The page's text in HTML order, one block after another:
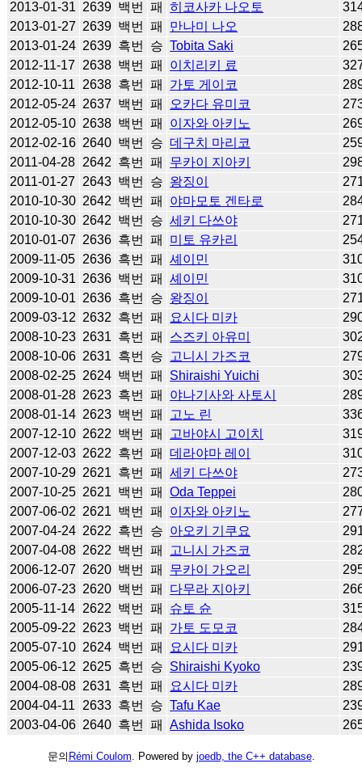
2013-01-31 2639 백번 패 히코사카 나오토
2013-01-27 2639 백번 패 만나미 나오
2013-01-24 2639 흑번 승 Tobita Saki
2012-11-17
2638 백번 패 이치리키 료
2012-10-11
2638 흑번 패 가토 게이코
2012-05-24 2637 백번 패 오카다 유미코
2012-05-10 2638 백번 패 이자와 아키노
2012-02-16 2640 백번 승 데구치 마리코
2011-04-28 2642 흑번 패 무카이 지아키
2011-01-27
2643 백번 승 왕징이
2010-10-30 2642 백번 패 야마모토 겐타로
2010-10-30 2642 백번 승 세키 다쓰야
2010-01-07 2636 흑번 패 미토 유카리
2009-11-05 2636 흑번 패 셰이민
2009-10-31 2636 백번 패 셰이민
2009-10-01 2636 흑번 승 왕징이
2009-03-12 2632 흑번 패 요시다 미카
2008-10-23 2631 흑번 패 스즈키 아유미
2008-10-06 2631 흑번 승 고니시 가즈코
2008-02-25 2624 백번 패 Shiraishi Yuichi
2008-01-28 2623 흑번 패 야나기사와 사토시
2008-01-14 2623 백번 패 고노 린
2007-12-10 2622 백번 패 고바야시 고이치
2007-12-03 2622 흑번 패 데라야마 레이
2007-10-29 2621 흑번 패 세키 다쓰야
2007-10-25 2621 백번 패 Oda Teppei
2007-06-02 2621 백번 패 이자와 아키노
2007-04-24 2622 흑번 승 아오키 기쿠요
2007-04-08 2622 백번 패 고니시 가즈코
2006-12-07 2620 백번 패 무카이 가오리
2006-07-23 2620 백번 패 다무라 지아키
2005-11-14 2622 백번 패 슈토 슌
2005-09-22 2623 백번 패 가토 도모코
2005-07-10 2624 백번 패 요시다 미카
2005-06-12 2625 흑번 승 Shiraishi Kyoko
2004-08-08 2631 흑번 패 요시다 미카
2004-04-11
2633 흑번 승 Tafu Kae
2003-04-06 2640 흑번 패 Ashida Isoko
문의 Rémi Coulom . Powered by joedb, the C++ database.